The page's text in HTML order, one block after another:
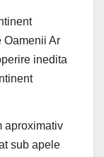
aproximativ
sub apele